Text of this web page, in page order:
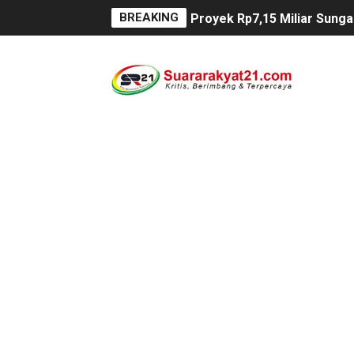
BREAKING Proyek Rp7,15 Miliar
DIRGAHAYU RI KE-81,